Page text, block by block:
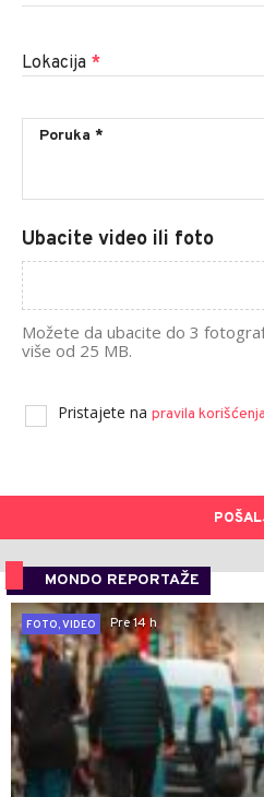
Lokacija *
Ubacite video ili foto
Možete da ubacite do 3
više od 25 MB.
Pristajete na pravila korišćenja
MONDO REPORTAŽE
FOTO, VIDEO
Pre 14 h